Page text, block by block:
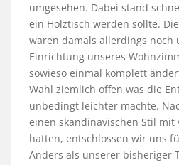
umgesehen. Dabei stand
ein Holztisch werden sollte.
waren damals allerdings noch
Einrichtung unseres
sowieso einmal komplett
Wahl ziemlich offen,was die
unbedingt leichter machte.
einen skandinavischen Stil
hatten, entschlossen wir uns
Anders als unserer bisheriger